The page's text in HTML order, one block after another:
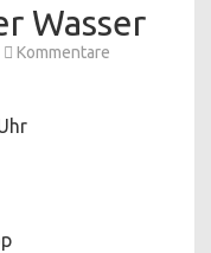
Wasser
Kommentare